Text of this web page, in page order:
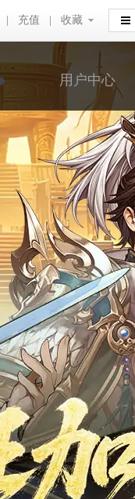
充值 收藏
收藏
用户中心